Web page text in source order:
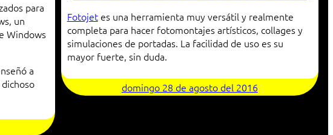
para
un
Windows
a
Fotojetes una herramienta muy versátil y realmente
completa para hacer fotomontajes artísticos, collages y
simulaciones de portadas. La facilidad de uso es su
mayor fuerte, sin duda.
domingo 28 de agosto del 2016